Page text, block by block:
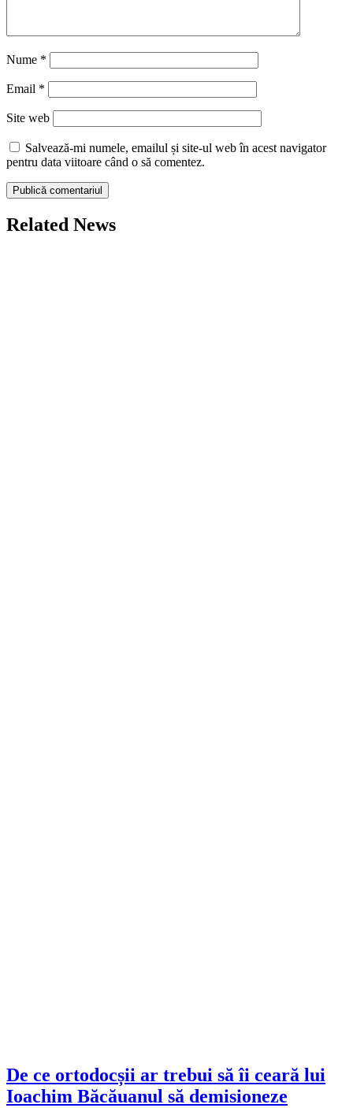
Nume *
Email *
Site web
Salvează-mi numele, emailul și site-ul web în acest navigator
pentru data viitoare când o să comentez.
Related News
De ce ortodocșii ar trebui să îi ceară lui
Ioachim Băcăuanul să demisioneze